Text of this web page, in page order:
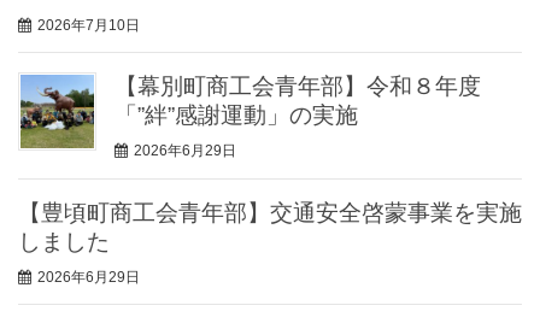
2026年7月10日
【幕別町商工会青年部】令和８年度
「”絆”感謝運動」の実施
2026年6月29日
【豊頃町商工会青年部】交通安全啓蒙事業を実施
しました
2026年6月29日